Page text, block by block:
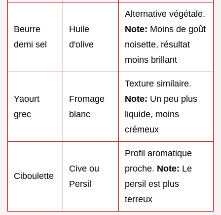
Beurre
demi sel
Huile
d'olive
Alternative végétale.
Note: Moins de goût
noisette, résultat
moins brillant
Yaourt
grec
Fromage
blanc
Texture similaire.
Note: Un peu plus
liquide, moins
crémeux
Ciboulette
Cive ou
Persil
Profil aromatique
proche. Note: Le
persil est plus
terreux